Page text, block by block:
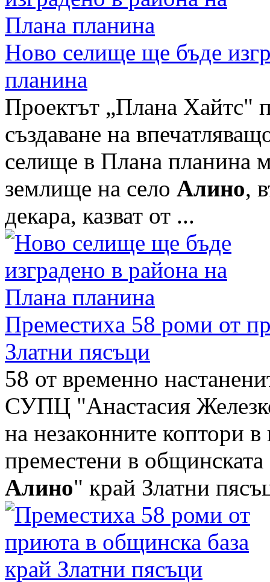
Ново селище ще бъде
планина
Проектът „Плана Хайтс"
създаване на
селище в Плана планина
землище на село Алино,
декара, казват от ...
Преместихa 58 роми от
Златни пясъци
58 от временно
СУПЦ "Анастасия
на незаконните коптори
преместени в общинската
Алино" край Златни